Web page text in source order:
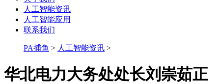
人工智能资讯
人工智能应用
联系我们
PA捕鱼 > 人工智能资讯 >
华北电力大务处处长刘崇茹正